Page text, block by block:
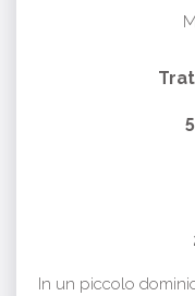
In un piccolo